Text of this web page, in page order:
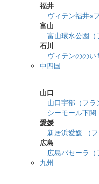
福井
ヴィテン福井※
富山
富山環水公園（
石川
ヴィテンのの
中四国
山口
山口宇部（フラ
シーモール下関
愛媛
新居浜愛媛 （フ
広島
広島パセーラ（
九州